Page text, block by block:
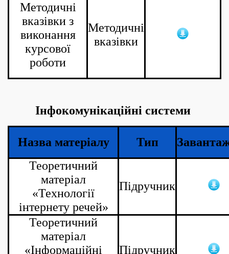
Методичні
вказівки з
виконання
курсової
роботи
Методичні
вказівки
Інфокомунікаційні системи
Назва матеріалу Тип
Теоретичний
матеріал
«Технології
інтернету речей»
Підручник
Теоретичний
матеріал
«Інформаційні
Підручник